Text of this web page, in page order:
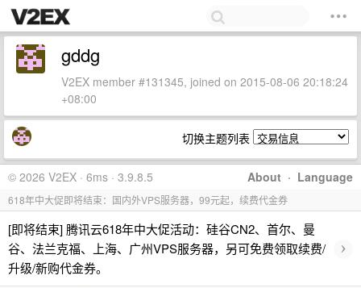
gddg
V2EX member #131345, joined on 2015-08-06 20:18:24
+08:00
切换主题列表
About · Language
© 2026 V2EX · 6ms · 3.9.8.5
618年中大促即将结束：国内外VPS服务器，99元起，续费代金券
[即将结束] 腾讯云618年中大促活动：硅谷CN2、首尔、曼
谷、法兰克福、上海、广州VPS服务器，另可免费领取续费/
升级/新购代金券。
›